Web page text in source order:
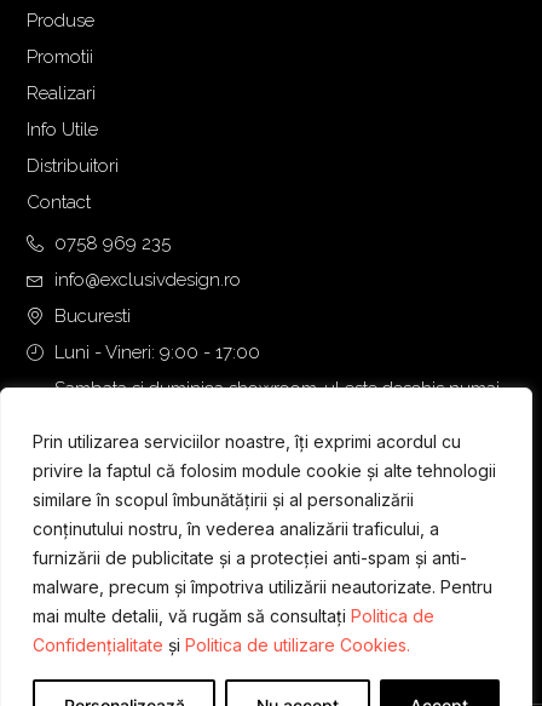
Prin utilizarea serviciilor noastre, îți exprimi acordul cu
privire la faptul că folosim module cookie și alte tehnologii
similare în scopul îmbunătățirii și al personalizării
conținutului nostru, în vederea analizării traficului, a
furnizării de publicitate și a protecției anti-spam și anti-
malware, precum și împotriva utilizării neautorizate. Pentru
mai multe detalii, vă rugăm să consultați Politica de
Confidențialitate și Politica de utilizare Cookies.
Produse
Promotii
Realizari
Info Utile
Distribuitori
Contact
0758 969 235
info@exclusivdesign.ro
Bucuresti
Luni - Vineri: 9:00 - 17:00
Sambata si duminica showroom-ul este deschis numai